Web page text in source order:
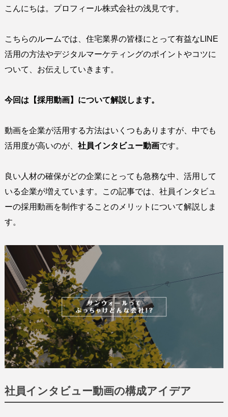
こんにちは。プロフィール株式会社の浅見です。
こちらのルームでは、住宅業界の皆様にとって有益なLINE
活用の方法やデジタルマーケティングのポイントやコツに
ついて、お伝えしていきます。
今回は【採用動画】について解説します。
動画を企業が活用する方法はいくつもありますが、中でも
活用度が高いのが、 社員インタビュー動画です。
良い人材の確保がどの企業にとっても急務な中、活用して
いる企業が増えています。この記事では、社員インタビュ
ーの採用動画を制作することのメリットについて解説しま
す。
社員インタビュー動画の構成アイデア